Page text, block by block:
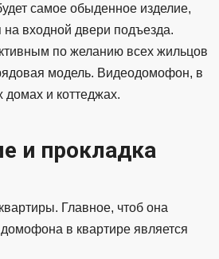
самое обыденное изделие,
входной двери подъезда.
по желанию всех жильцов
модель. Видеодомофон, в
и коттеджах.
и прокладка
Главное, чтоб она
в квартире является